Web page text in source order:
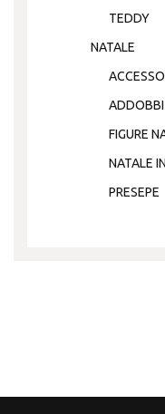
TEDDY
NATALE
ADDOBBI
FIGURE
NATALE
PRESEPE